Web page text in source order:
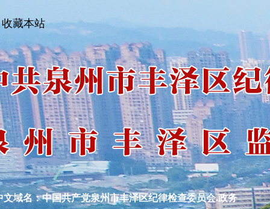
收藏本站
文域名：中国共产党泉州市丰泽区纪律检查委员会.政务